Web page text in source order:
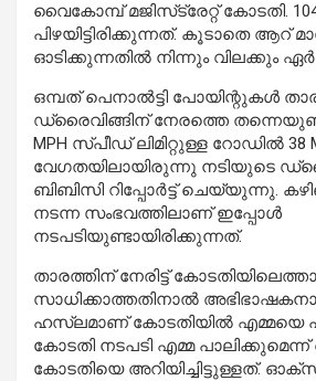
വൈകോമ്പ് മജിസ്‌ട്രേറ്റ് കോടതി.
പിഴയിട്ടിരിക്കുന്നത്. കൂടാതെ ആറ്
ഓടിക്കുന്നതിൽ നിന്നും വിലക്കും
ഒമ്പത് പെനാൽട്ടി പോയിന്റുകൾ
ഡ്രൈവിങ്ങിന് നേരത്തെ
MPH സ്പീഡ് ലിമിറ്റുള്ള റോഡിൽ 38
വേഗതയിലായിരുന്നു നടിയുടെ
ബിബിസി റിപ്പോർട്ട് ചെയ്യുന്നു.
നടന്ന സംഭവത്തിലാണ് ഇപ്പോള്‍
നടപടിയുണ്ടായിരിക്കുന്നത്.
താരത്തിന് നേരിട്ട്
സാധിക്കാത്തതിനാല്‍
ഹസ്ലമാണ് കോടതിയില്‍ എമ്മയെ
കോടതി നടപടി എമ്മ
കോടതിയെ അറിയിച്ചിട്ടുള്ളത്.